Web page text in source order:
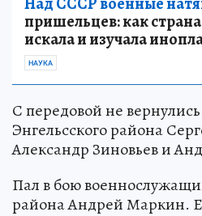
пришельцев: как страна
искала и изучала
НАУКА
С передовой не
Энгельсского района
Александр Зиновьев и
Пал в бою
района Андрей Маркин.